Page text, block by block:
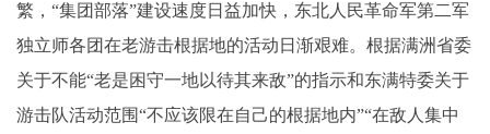
繁，“集团部落”建设速度日益加快，东北人民革命军第二军
独立师各团在老游击根据地的活动日渐艰难。根据满洲省委
关于不能“老是困守一地以待其来敌”的指示和东满特委关于
游击队活动范围“不应该限在自己的根据地内”“在敌人集中